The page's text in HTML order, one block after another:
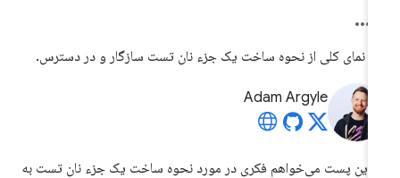
نمای کلی از نحوه ساخت یک جزء نان تست سازگار و در دسترس.
Adam Argyle
این پست می‌خواهم فکری در مورد نحوه ساخت یک جزء نان تست به